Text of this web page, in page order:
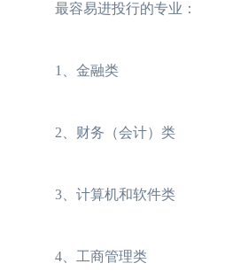
最容易进投行的专业：
1、金融类
2、财务（会计）类
3、计算机和软件类
4、工商管理类